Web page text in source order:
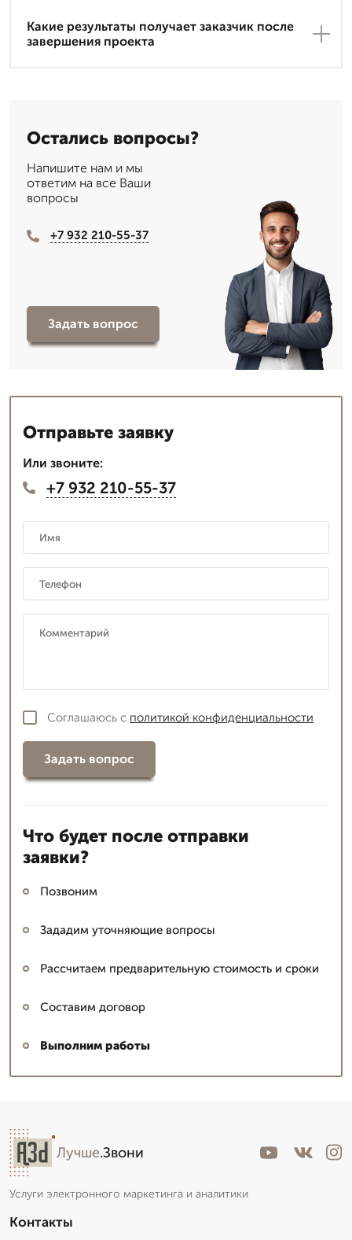
Какие результаты получает заказчик после
завершения проекта
Остались вопросы?
Напишите нам и мы
ответим на все Ваши
вопросы
+7 932 210-55-37
Задать вопрос
Отправьте заявку
Или звоните:
+7 932 210-55-37
Соглашаюсь с политикой конфиденциальности
Задать вопрос
Что будет после отправки
заявки?
Позвоним
Зададим уточняющие вопросы
Рассчитаем предварительную стоимость и сроки
Составим договор
Выполним работы
Лучше.Звони
Услуги электронного маркетинга и аналитики
Контакты